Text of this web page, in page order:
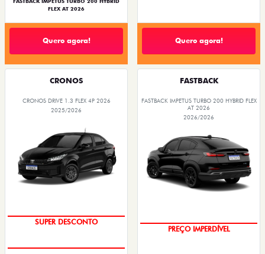
FLEX AT 2026
Quero agora! Quero agora!
CRONOS
CRONOS DRIVE 1.3 FLEX 4P 2026
2025/2026
SUPER DESCONTO
FASTBACK
FASTBACK IMPETUS TURBO 200 HYBRID FLEX
AT 2026
2026/2026
PREÇO IMPERDÍVEL